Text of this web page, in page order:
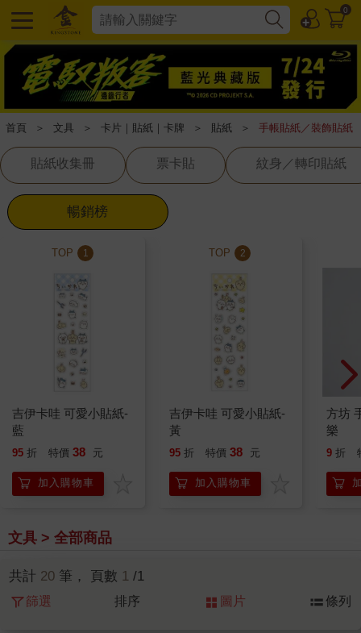
0
首頁 ＞ 文具 ＞ 卡片｜貼紙｜卡牌 ＞ 貼紙 ＞ 手帳貼紙／裝飾貼紙
貼紙收集冊 票卡貼 紋身／轉印貼紙
暢銷榜
TOP 1
吉伊卡哇 可愛小貼紙-
藍
95 折 特價 38 元
加入購物車
TOP 2
吉伊卡哇 可愛小貼紙-
黃
95 折 特價 38 元
加入購物車
方坊
樂
9 折
文具 > 全部商品
共計 20 筆， 頁數 1 /1
篩選 排序 圖片 條列